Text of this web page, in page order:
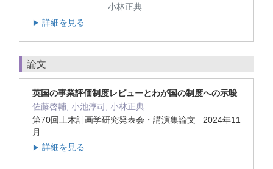
小林正典
▶ 詳細を見る
論文
英国の事業評価制度レビューとわが国の制度への示唆
佐藤啓輔, 小池淳司, 小林正典
第70回土木計画学研究発表会・講演集論文 2024年11
月
▶ 詳細を見る